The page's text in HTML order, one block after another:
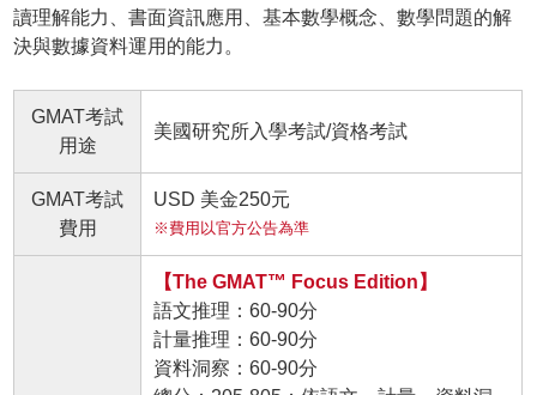
讀理解能力、書面資訊應用、基本數學概念、數學問題的解
決與數據資料運用的能力。
GMAT考試
用途
美國研究所入學考試/資格考試
GMAT考試
費用
USD 美金250元
※費用以官方公告為準
【The GMAT™ Focus Edition】
語文推理：60-90分
計量推理：60-90分
資料洞察：60-90分